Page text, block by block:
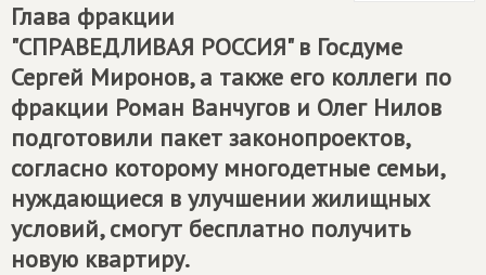
Глава фракции
"СПРАВЕДЛИВАЯ РОССИЯ" в Госдуме
Сергей Миронов, а также его коллеги по
фракции Роман Ванчугов и Олег Нилов
подготовили пакет законопроектов,
согласно которому многодетные семьи,
нуждающиеся в улучшении жилищных
условий, смогут бесплатно получить
новую квартиру.